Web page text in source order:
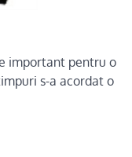
important pentru o
s-a acordat o